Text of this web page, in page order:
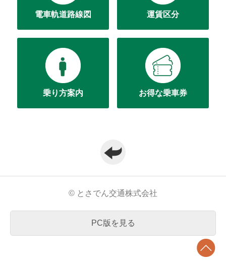
電車軌道路線図 運賃区分
乗り方案内 お得な乗車券
© とさでん交通株式会社
PC版を見る